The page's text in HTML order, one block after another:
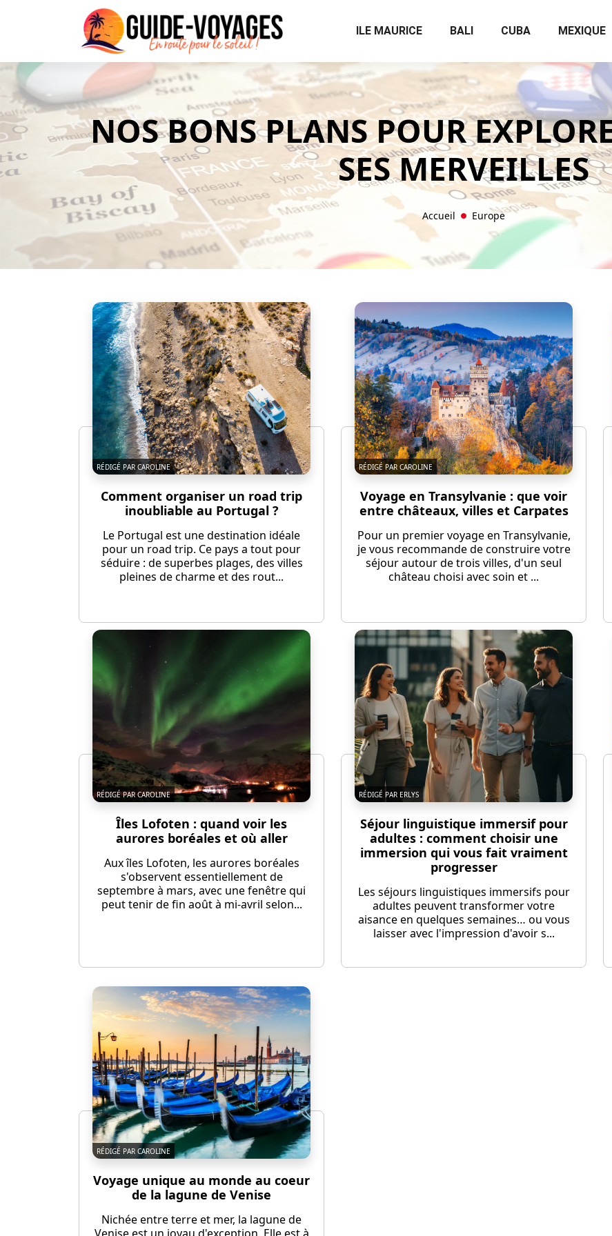
ILE MAURICE BALI CUBA MEXIQUE
NOS BONS PLANS POUR
SES MERVEILLES
Accueil Europe
RÉDIGÉ PAR CAROLINE
Comment organiser un road trip
inoubliable au Portugal ?
Le Portugal est une destination idéale
pour un road trip. Ce pays a tout pour
séduire : de superbes plages, des villes
pleines de charme et des rout...
RÉDIGÉ PAR CAROLINE
Voyage en Transylvanie : que voir
entre châteaux, villes et Carpates
Pour un premier voyage en Transylvanie,
je vous recommande de construire votre
séjour autour de trois villes, d'un seul
château choisi avec soin et ...
RÉDIGÉ PAR CAROLINE
Îles Lofoten : quand voir les
aurores boréales et où aller
Aux îles Lofoten, les aurores boréales
s'observent essentiellement de
septembre à mars, avec une fenêtre qui
peut tenir de fin août à mi-avril selon...
RÉDIGÉ PAR ERLYS
Séjour linguistique immersif pour
adultes : comment choisir une
immersion qui vous fait vraiment
progresser
Les séjours linguistiques immersifs pour
adultes peuvent transformer votre
aisance en quelques semaines… ou vous
laisser avec l'impression d'avoir s...
RÉDIGÉ PAR CAROLINE
Voyage unique au monde au coeur
de la lagune de Venise
Nichée entre terre et mer, la lagune de